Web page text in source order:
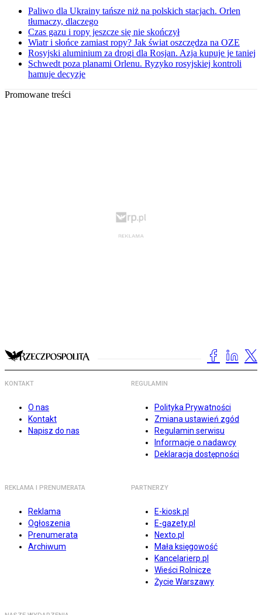
Paliwo dla Ukrainy tańsze niż na polskich stacjach. Orlen
tłumaczy, dlaczego
Czas gazu i ropy jeszcze się nie skończył
Wiatr i słońce zamiast ropy? Jak świat oszczędza na OZE
Rosyjski aluminium za drogi dla Rosjan. Azja kupuje je taniej
Schwedt poza planami Orlenu. Ryzyko rosyjskiej kontroli
hamuje decyzje
Promowane treści
KONTAKT
O nas
Kontakt
Napisz do nas
REGULAMIN
Polityka Prywatności
Zmiana ustawień zgód
Regulamin serwisu
Informacje o nadawcy
Deklaracja dostępności
REKLAMA I PRENUMERATA
Reklama
Ogłoszenia
Prenumerata
Archiwum
PARTNERZY
E-kiosk.pl
E-gazety.pl
Nexto.pl
Mała księgowość
Kancelarierp.pl
Wieści Rolnicze
Życie Warszawy